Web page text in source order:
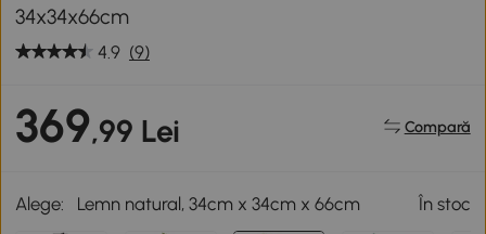
34x34x66cm
4.9 (9)
369,99 Lei Compară
Alege: Lemn natural, 34cm x 34cm x 66cm În stoc